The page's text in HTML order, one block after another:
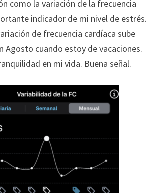
como la variación de la frecuencia
indicador de mi nivel de estrés.
de frecuencia cardíaca sube
Agosto cuando estoy de vacaciones.
en mi vida. Buena señal.